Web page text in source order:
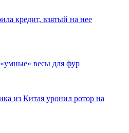
кредит, взятый на нее
весы для фур
из Китая уронил ротор на